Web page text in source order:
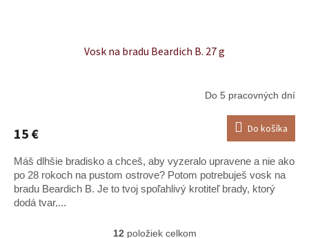
Vosk na bradu Beardich B. 27 g
Do 5 pracovných dní
15 € Do košíka
Máš dlhšie bradisko a chceš, aby vyzeralo upravene a nie ako
po 28 rokoch na pustom ostrove? Potom potrebuješ vosk na
bradu Beardich B. Je to tvoj spoľahlivý krotiteľ brady, ktorý
dodá tvar,...
12 položiek celkom